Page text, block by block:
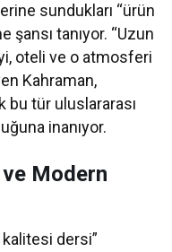
sundukları “ürün
tanıyor. “Uzun
oteli ve o atmosferi
Kahraman,
tür uluslararası
inanıyor.
Modern
dersi”